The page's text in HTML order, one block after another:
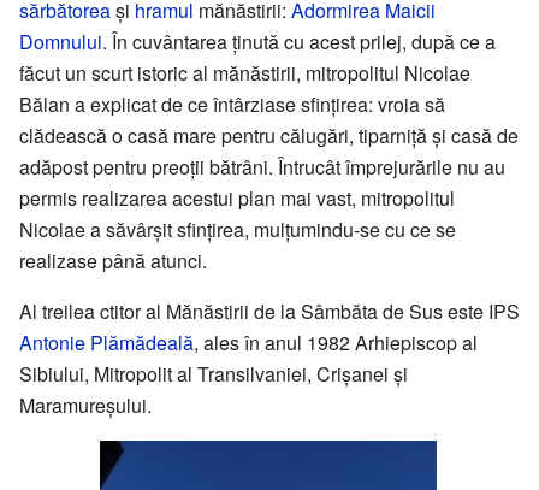
sărbătoreași hramul mănăstirii: Adormirea Maicii
Domnului. În cuvântarea ținută cu acest prilej, după ce a
făcut un scurt istoric al mănăstirii, mitropolitul Nicolae
Bălan a explicat de ce întârziase sfințirea: vroia să
clădească o casă mare pentru călugări, tiparniță și casă de
adăpost pentru preoții bătrâni. Întrucât împrejurările nu au
permis realizarea acestui plan mai vast, mitropolitul
Nicolae a săvârșit sfințirea, mulțumindu-se cu ce se
realizase până atunci.
Al treilea ctitor al Mănăstirii de la Sâmbăta de Sus este IPS
Antonie Plămădeală, ales în anul 1982 Arhiepiscop al
Sibiului, Mitropolit al Transilvaniei, Crișanei și
Maramureșului.